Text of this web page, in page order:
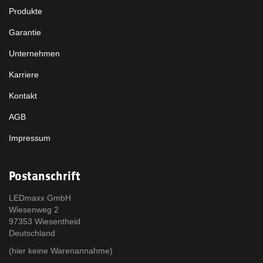
Produkte
Garantie
Unternehmen
Karriere
Kontakt
AGB
Impressum
Postanschrift
LEDmaxx GmbH
Wiesenweg 2
97353 Wiesentheid
Deutschland
(hier keine Warenannahme)